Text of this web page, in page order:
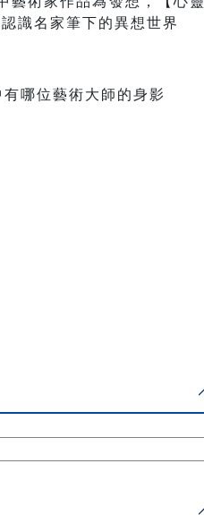
識名家筆下的異想世界
哪位藝術大師的身影